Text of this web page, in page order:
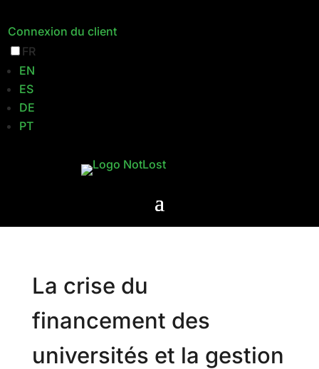
Connexion du client
FR
EN
ES
DE
PT
La crise du
financement des
universités et la gestion